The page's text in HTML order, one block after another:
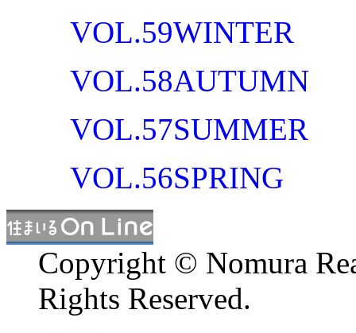
VOL.59WINTER
VOL.58AUTUMN
VOL.57SUMMER
VOL.56SPRING
Copyright © Nomura
Rights Reserved.